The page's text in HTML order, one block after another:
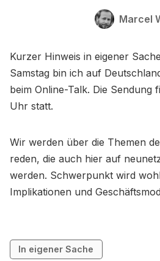
Marcel
Kurzer Hinweis in eigener
Samstag bin ich auf
beim Online-Talk. Die Sendung
Uhr statt.
Wir werden über die Themen
reden, die auch hier auf
werden. Schwerpunkt wird
Implikationen und
In eigener Sache